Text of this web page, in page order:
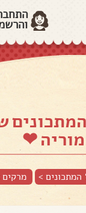
מוריה ❤
המתכונים > מרקים